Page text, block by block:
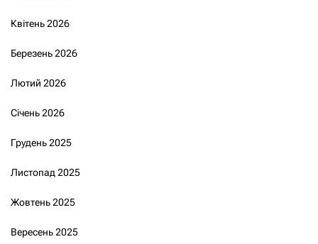
Квітень 2026
Березень 2026
Лютий 2026
Січень 2026
Грудень 2025
Листопад 2025
Жовтень 2025
Вересень 2025